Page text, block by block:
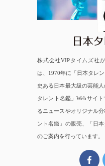
株式会社VIPタイムズ社
は、1970年に「日本タレ
史ある日本最大級の芸能
タレント名鑑」Webサイ
るニュースやオリジナル
ント名鑑」の販売、「日
のご案内を行っています。